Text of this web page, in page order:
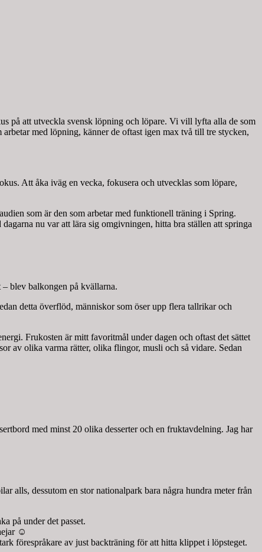
på att utveckla svensk löpning och löpare. Vi vill lyfta alla de som
med löpning, känner de oftast igen max två till tre stycken,
Att åka iväg en vecka, fokusera och utvecklas som löpare,
som är den som arbetar med funktionell träning i Spring.
nu var att lära sig omgivningen, hitta bra ställen att springa
blev balkongen på kvällarna.
detta överflöd, människor som öser upp flera tallrikar och
Frukosten är mitt favoritmål under dagen och oftast det sättet
av olika varma rätter, olika flingor, musli och så vidare. Sedan
med minst 20 olika desserter och en fruktavdelning. Jag har
alls, dessutom en stor nationalpark bara några hundra meter från
på under det passet.
☺
förespråkare av just backträning för att hitta klippet i löpsteget.